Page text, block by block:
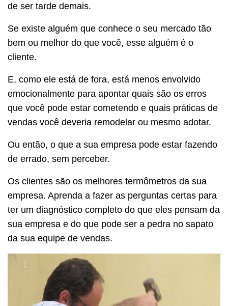
de ser tarde demais.
Se existe alguém que conhece o seu mercado tão
bem ou melhor do que você, esse alguém é o
cliente.
E, como ele está de fora, está menos envolvido
emocionalmente para apontar quais são os erros
que você pode estar cometendo e quais práticas de
vendas você deveria remodelar ou mesmo adotar.
Ou então, o que a sua empresa pode estar fazendo
de errado, sem perceber.
Os clientes são os melhores termômetros da sua
empresa. Aprenda a fazer as perguntas certas para
ter um diagnóstico completo do que eles pensam da
sua empresa e do que pode ser a pedra no sapato
da sua equipe de vendas.